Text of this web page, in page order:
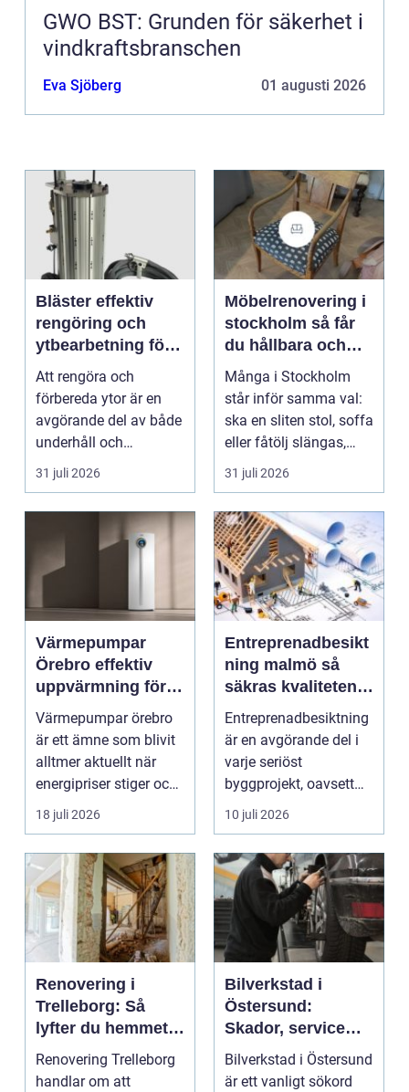
GWO BST: Grunden för säkerhet i
vindkraftsbranschen
Eva Sjöberg 01 augusti 2026
Bläster effektiv
rengöring och
ytbearbetning för
proffs och
hantverkare
Att rengöra och
förbereda ytor är en
avgörande del av både
underhåll och
renovering. Färg, rost,
smu...
31 juli 2026
Möbelrenovering i
stockholm så får
du hållbara och
vackra möbler
Många i Stockholm
står inför samma val:
ska en sliten stol, soffa
eller fåtölj slängas,
säljas billi...
31 juli 2026
Värmepumpar
Örebro effektiv
uppvärmning för
hus och
fastigheter
Värmepumpar örebro
är ett ämne som blivit
alltmer aktuellt när
energipriser stiger och
fler vill sän...
18 juli 2026
Entreprenadbesikt
ning malmö så
säkras kvaliteten i
byggprojekt
Entreprenadbesiktning
är en avgörande del i
varje seriöst
byggprojekt, oavsett
om det handlar om en
10 juli 2026
Renovering i
Trelleborg: Så
lyfter du hemmet
på ett smart sätt
Renovering Trelleborg
handlar om att
Bilverkstad i
Östersund:
Skador, service
och smarta val för
din bil
Bilverkstad i Östersund
är ett vanligt sökord